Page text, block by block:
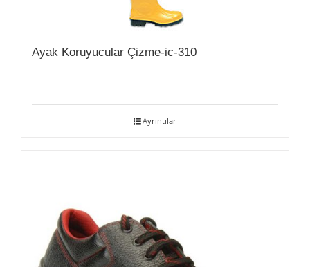
Ayak Koruyucular Çizme-ic-310
Ayrıntılar